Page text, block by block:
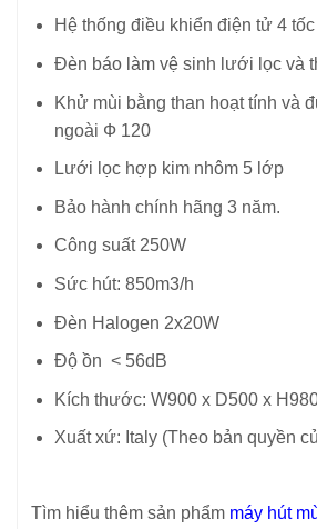
Hệ thống điều khiển điện tử 4
Đèn báo làm vệ sinh lưới lọc và
Khử mùi bằng than hoạt tính và
ngoài Ф 120
Lưới lọc hợp kim nhôm 5 lớp
Bảo hành chính hãng 3 năm.
Công suất 250W
Sức hút: 850m3/h
Đèn Halogen 2x20W
Độ ồn < 56dB
Kích thước: W900 x D500 x
Xuất xứ: Italy (Theo bản quyền
Tìm hiểu thêm sản phẩm máy hút